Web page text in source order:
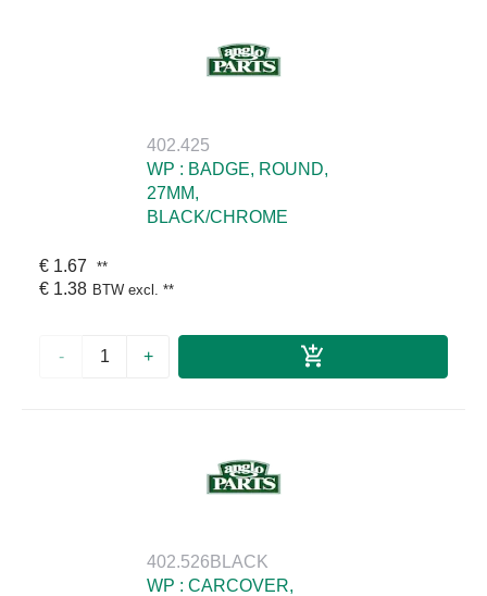
402.425
WP : BADGE, ROUND,
27MM,
BLACK/CHROME
€ 1.67 **
€ 1.38 BTW excl. **
- +
402.526BLACK
WP : CARCOVER,